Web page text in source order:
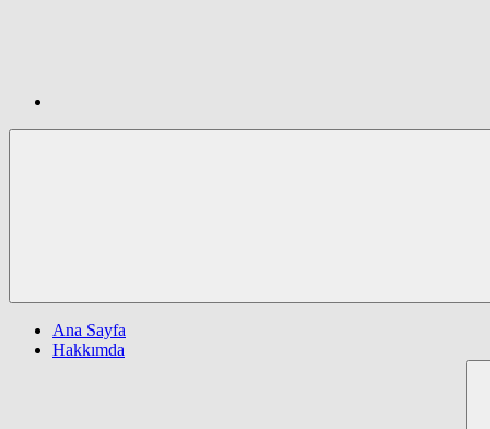
Ana Sayfa
Hakkımda